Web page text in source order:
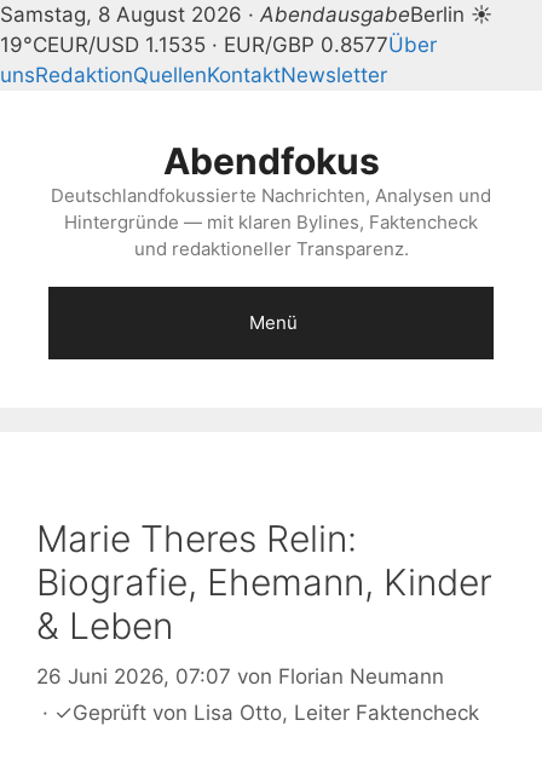
Samstag, 8 August 2026 · AbendausgabeBerlin ☀
19°CEUR/USD 1.1535 · EUR/GBP 0.8577Über
unsRedaktionQuellenKontaktNewsletter
Abendfokus
Deutschlandfokussierte Nachrichten, Analysen und
Hintergründe — mit klaren Bylines, Faktencheck
und redaktioneller Transparenz.
Menü
Marie Theres Relin:
Biografie, Ehemann, Kinder
& Leben
26 Juni 2026, 07:07 von Florian Neumann
· ✓Geprüft von Lisa Otto, Leiter Faktencheck